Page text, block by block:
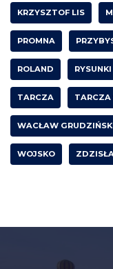
KRZYSZTOF LIS
PROMNA
ROLAND RYSUNKI
TARCZA TARCZA
WACŁAW
WOJSKO